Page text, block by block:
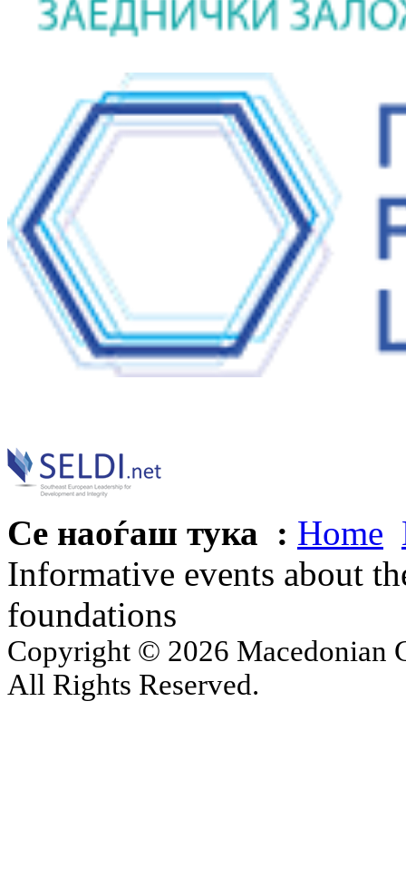
Се наоѓаш тука : Home
Informative events about
foundations
Copyright © 2026 Macedonian
All Rights Reserved.